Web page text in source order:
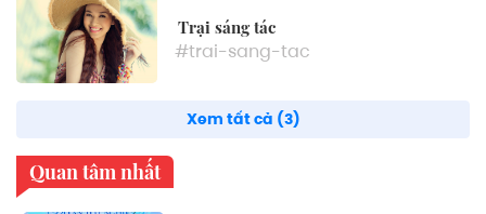
Trại sáng tác
#trai-sang-tac
Xem tất cả (3)
Quan tâm nhất